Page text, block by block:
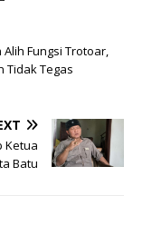
Fungsi Trotoar,
Tidak Tegas
Ketua
Batu